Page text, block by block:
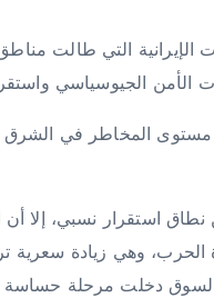
التي طالت
الجيوسياسي
مستوى المخاطر في الشرق
72 دولاراً للبرميل ضمن نطاق استقرار
وهي زيادة سعرية
السوق دخلت مرحلة حساسة